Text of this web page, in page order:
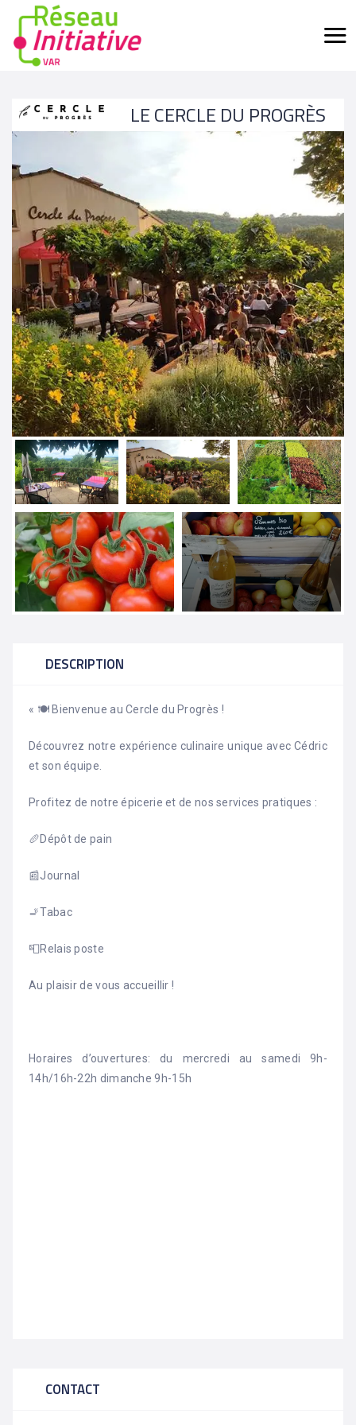
LE CERCLE DU PROGRÈS
DESCRIPTION
« 🍽️ Bienvenue au Cercle du Progrès !
Découvrez notre expérience culinaire unique avec Cédric
et son équipe.
Profitez de notre épicerie et de nos services pratiques :
🥖Dépôt de pain
📰Journal
🚬Tabac
📮Relais poste
Au plaisir de vous accueillir !
Horaires d’ouvertures: du mercredi au samedi 9h-
14h/16h-22h dimanche 9h-15h
CONTACT